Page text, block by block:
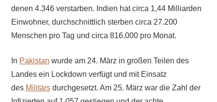
denen 4.346 verstarben. Indien hat circa 1,44 Milliarden
Einwohner, durchschnittlich sterben circa 27.200
Menschen pro Tag und circa 816.000 pro Monat.
In Pakistan wurde am 24. März in großen Teilen des
Landes ein Lockdown verfügt und mit Einsatz
des Militärsdurchgesetzt. Am 25. März war die Zahl der